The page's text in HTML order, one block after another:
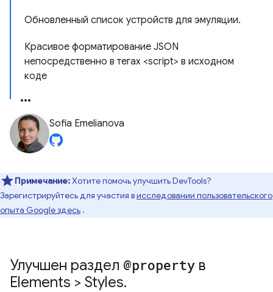
Обновленный список устройств для эмуляции.
Красивое форматирование JSON
непосредственно в тегах <script> в исходном
коде
Sofia Emelianova
Примечание:Хотите помочь улучшить DevTools?
Зарегистрируйтесь для участия висследовании пользовательского
опыта Google здесь .
Улучшен раздел @property в
Elements > Styles.